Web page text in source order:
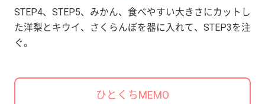
STEP4、STEP5、みかん、食べやすい大きさにカットし
た洋梨とキウイ、さくらんぼを器に入れて、STEP3を注
ぐ。
ひとくちMEMO